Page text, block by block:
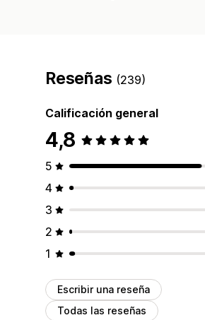
Reseñas (239)
Calificación general
4,8
5
4
3
2
1
Escribir una reseña
Todas las reseñas